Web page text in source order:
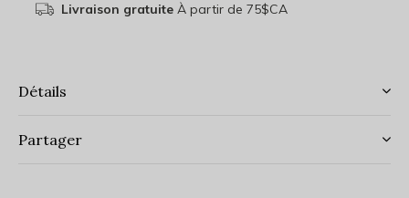
Livraison gratuiteÀ partir de 75$CA
Détails
Partager